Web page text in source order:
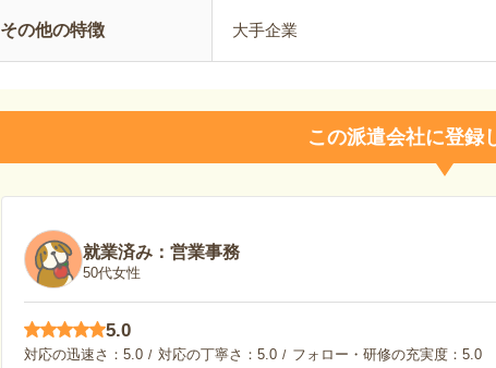
その他の特徴 大手企業
この派遣会社に登録
就業済み：営業事務
50代女性
5.0
対応の迅速さ 5.0 対応の丁寧さ 5.0 フォロー・研修の充実度 5.0